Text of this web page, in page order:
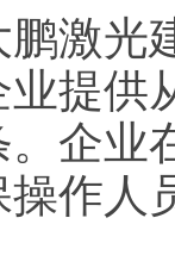
激光
提供
企业
作人